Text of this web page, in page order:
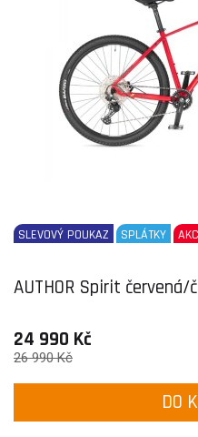
SLEVOVÝ POUKAZ SPLÁTKY
AUTHOR Spirit
24 990 Kč
26 990 Kč
DO